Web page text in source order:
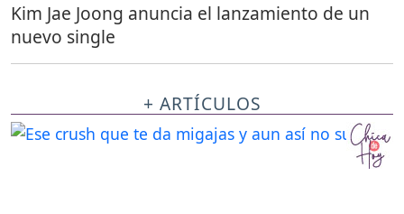
Kim Jae Joong anuncia el lanzamiento de un
nuevo single
+ ARTÍCULOS